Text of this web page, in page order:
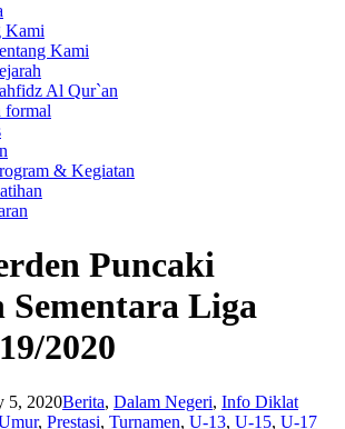
Kami
Kami
Al Qur`an
formal
& Kegiatan
Puncaki
Sementara Liga
2020
5, 2020Berita, Dalam Negeri, Info Diklat
, Prestasi, Turnamen, U-13, U-15, U-17